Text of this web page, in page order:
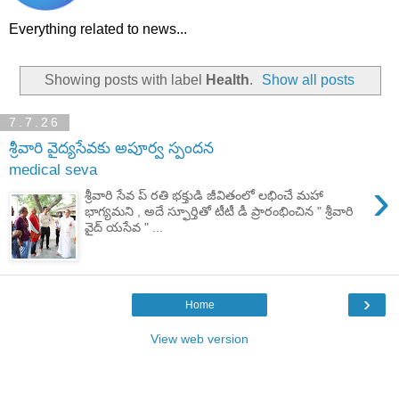
Everything related to news...
Showing posts with label Health. Show all posts
7.7.26
శ్రీవారి వైద్యసేవకు అపూర్వ స్పందన
medical seva
›
శ్రీవారి సేవ ప్ రతి భక్తుడి జీవితంలో లభించే మహా
భాగ్యమని , అదే స్ఫూర్తితో టీటీ డీ ప్రారంభించిన " శ్రీవారి
వైద్ యసేవ " ...
›
Home
View web version